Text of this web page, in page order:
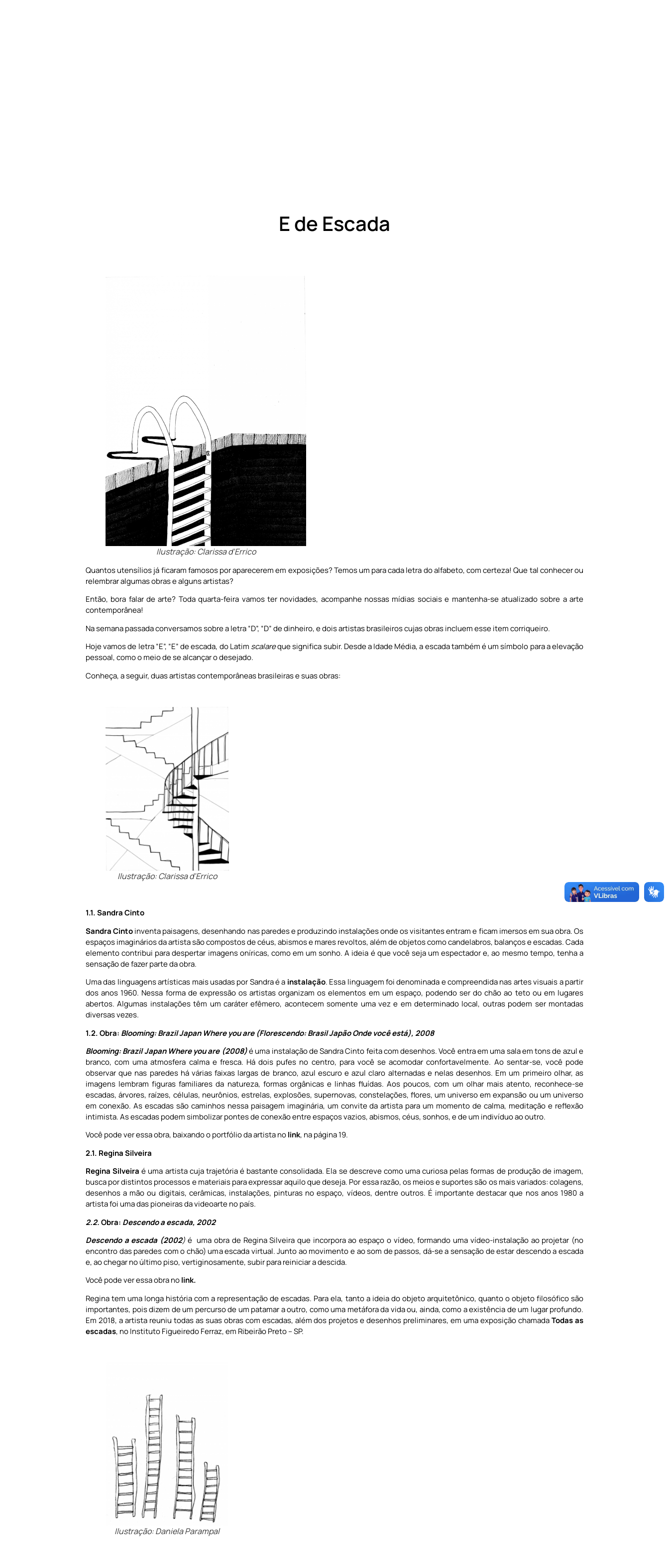
E de Escada
Ilustração: Clarissa d’Errico
Quantos utensílios já ficaram famosos por aparecerem em exposições? Temos um para cada letra do alfabeto, com certeza! Que tal conhecer ou
relembrar algumas obras e alguns artistas?
Então, bora falar de arte? Toda quarta-feira vamos ter novidades, acompanhe nossas mídias sociais e mantenha-se atualizado sobre a arte
contemporânea!
Na semana passada conversamos sobre a letra “D”, “D” de dinheiro, e dois artistas brasileiros cujas obras incluem esse item corriqueiro.
Hoje vamos de letra “E”, “E” de escada, do Latim scalareque significa subir. Desde a Idade Média, a escada também é um símbolo para a elevação
pessoal, como o meio de se alcançar o desejado.
Conheça, a seguir, duas artistas contemporâneas brasileiras e suas obras:
Ilustração: Clarissa d’Errico
1.1. Sandra Cinto
Sandra Cintoinventa paisagens, desenhando nas paredes e produzindo instalações onde os visitantes entram e ficam imersos em sua obra. Os
espaços imaginários da artista são compostos de céus, abismos e mares revoltos, além de objetos como candelabros, balanços e escadas. Cada
elemento contribui para despertar imagens oníricas, como em um sonho. A ideia é que você seja um espectador e, ao mesmo tempo, tenha a
sensação de fazer parte da obra.
Uma das linguagens artísticas mais usadas por Sandra é a instalação. Essa linguagem foi denominada e compreendida nas artes visuais a partir
dos anos 1960. Nessa forma de expressão os artistas organizam os elementos em um espaço, podendo ser do chão ao teto ou em lugares
abertos. Algumas instalações têm um caráter efêmero, acontecem somente uma vez e em determinado local, outras podem ser montadas
diversas vezes.
1.2. Obra: Blooming: Brazil Japan Where you are (Florescendo: Brasil Japão Onde você está), 2008
Blooming: Brazil Japan Where you are (2008)é uma instalação de Sandra Cinto feita com desenhos. Você entra em uma sala em tons de azul e
branco, com uma atmosfera calma e fresca. Há dois pufes no centro, para você se acomodar confortavelmente. Ao sentar-se, você pode
observar que nas paredes há várias faixas largas de branco, azul escuro e azul claro alternadas e nelas desenhos. Em um primeiro olhar, as
imagens lembram figuras familiares da natureza, formas orgânicas e linhas fluídas. Aos poucos, com um olhar mais atento, reconhece-se
escadas, árvores, raízes, células, neurônios, estrelas, explosões, supernovas, constelações, flores, um universo em expansão ou um universo
em conexão. As escadas são caminhos nessa paisagem imaginária, um convite da artista para um momento de calma, meditação e reflexão
intimista. As escadas podem simbolizar pontes de conexão entre espaços vazios, abismos, céus, sonhos, e de um indivíduo ao outro.
Você pode ver essa obra, baixando o portfólio da artista nolink, na página 19.
2.1. Regina Silveira
Regina Silveira é uma artista cuja trajetória é bastante consolidada. Ela se descreve como uma curiosa pelas formas de produção de imagem,
busca por distintos processos e materiais para expressar aquilo que deseja. Por essa razão, os meios e suportes são os mais variados: colagens,
desenhos a mão ou digitais, cerâmicas, instalações, pinturas no espaço, vídeos, dentre outros. É importante destacar que nos anos 1980 a
artista foi uma das pioneiras da videoarte no país.
2.2.Obra: Descendo a escada, 2002
Descendo a escada (2002) é uma obra de Regina Silveira que incorpora ao espaço o vídeo, formando uma vídeo-instalação ao projetar (no
encontro das paredes com o chão) uma escada virtual. Junto ao movimento e ao som de passos, dá-se a sensação de estar descendo a escada
e, ao chegar no último piso, vertiginosamente, subir para reiniciar a descida.
Você pode ver essa obra nolink.
Regina tem uma longa história com a representação de escadas. Para ela, tanto a ideia do objeto arquitetônico, quanto o objeto filosófico são
importantes, pois dizem de um percurso de um patamar a outro, como uma metáfora da vida ou, ainda, como a existência de um lugar profundo.
Em 2018, a artista reuniu todas as suas obras com escadas, além dos projetos e desenhos preliminares, em uma exposição chamadaTodas as
escadas, no Instituto Figueiredo Ferraz, em Ribeirão Preto – SP.
Ilustração: Daniela Parampal